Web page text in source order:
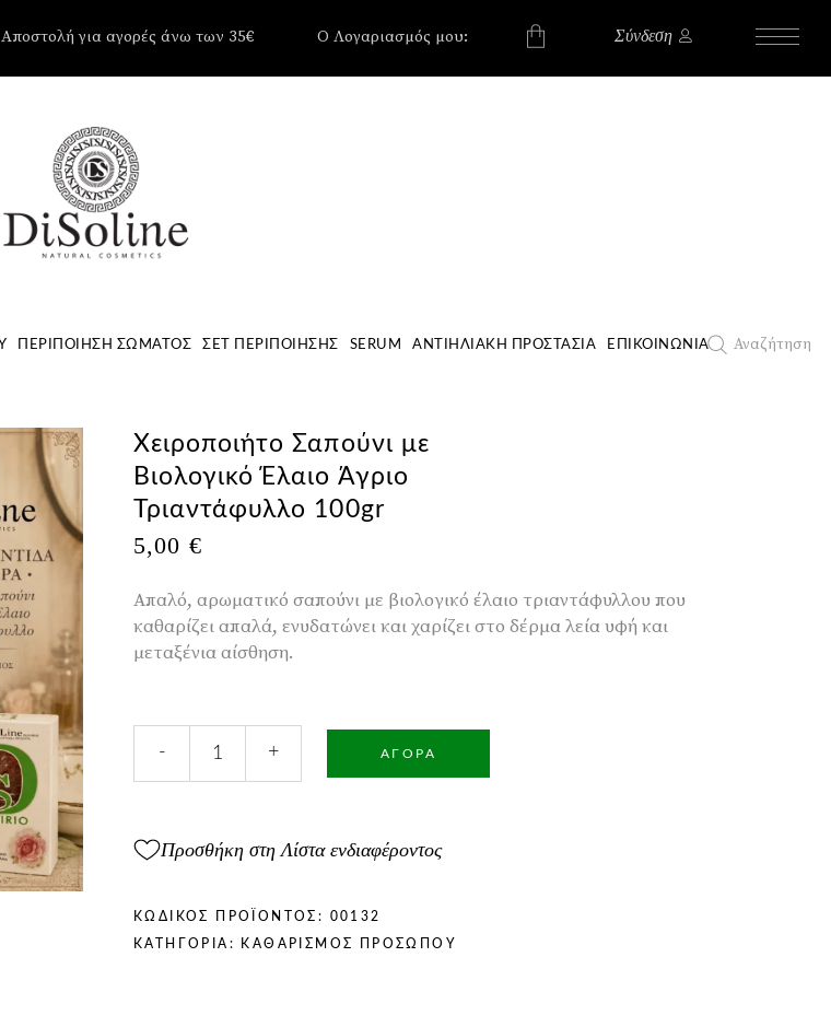
για αγορές άνω των 35€ Ο Λογαριασμός μου: Σύνδεση
ΠΕΡΙΠΟΊΗΣΗ ΣΏΜΑΤΟΣ ΣΕΤ ΠΕΡΙΠΟΊΗΣΗΣ SERUM ΑΝΤΙΗΛΙΑΚΉ ΠΡΟΣΤΑΣΊΑ ΕΠΙΚΟΙΝΩΝΊΑ Αναζήτηση
Χειροποιήτο Σαπούνι με
Βιολογικό Έλαιο Άγριο
Τριαντάφυλλο 100gr
5,00 €
Απαλό, αρωματικό σαπούνι με βιολογικό έλαιο τριαντάφυλλου που
καθαρίζει απαλά, ενυδατώνει και χαρίζει στο δέρμα λεία υφή και
μεταξένια αίσθηση.
με
Έλαιο
Άγριο
100gr
ποσότητα
- + ΑΓΟΡΆ
Προσθήκη στη Λίστα ενδιαφέροντος
ΚΩΔΙΚΌΣ ΠΡΟΪΌΝΤΟΣ: 00132
ΚΑΤΗΓΟΡΊΑ: ΚΑΘΑΡΙΣΜΌΣ ΠΡΟΣΏΠΟΥ